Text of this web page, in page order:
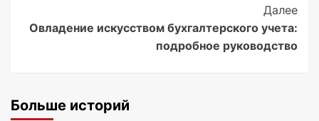
Далее
Овладение искусством бухгалтерского учета:
подробное руководство
Больше историй